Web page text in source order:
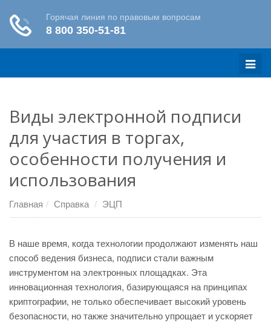
Меню
Виды электронной подписи
для участия в торгах,
особенности получения и
использования
Главная Справка ЭЦП
В наше время, когда технологии продолжают изменять наш
способ ведения бизнеса, подписи стали важным
инструментом на электронных площадках. Эта
инновационная технология, базирующаяся на принципах
криптографии, не только обеспечивает высокий уровень
безопасности, но также значительно упрощает и ускоряет